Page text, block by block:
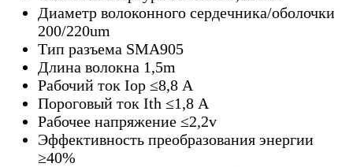
Диаметр волоконного сердечника/оболочки
200/220um
Тип разъема SMA905
Длина волокна 1,5m
Рабочий ток Iop ≤8,8 А
Пороговый ток Ith ≤1,8 А
Рабочее напряжение ≤2,2v
Эффективность преобразования энергии
≥40%